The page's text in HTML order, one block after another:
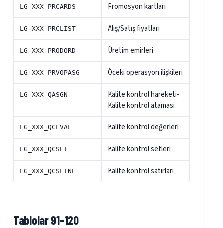
LG_XXX_PRCARDS Promosyon kartları
LG_XXX_PRCLIST Alış/Satış fiyatları
LG_XXX_PRODORD Üretim emirleri
LG_XXX_PRVOPASG Öceki operasyon ilişkileri
LG_XXX_QASGN
Kalite kontrol hareketi-
Kalite kontrol ataması
LG_XXX_QCLVAL Kalite kontrol değerleri
LG_XXX_QCSET Kalite kontrol setleri
LG_XXX_QCSLINE Kalite kontrol satırları
Tablolar 91–120